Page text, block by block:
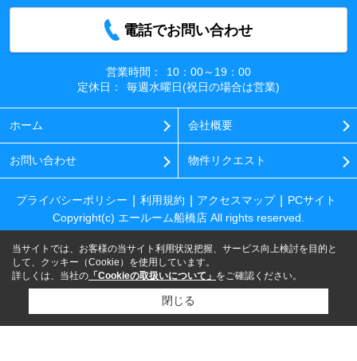
電話でお問い合わせ
営業時間：
10：00～19：00
定休日：
毎週水曜日(祝日の場合は営業)
ホーム 会社概要
お問い合わせ 物件リクエスト
プライバシーポリシー 利用規約 アクセスマップ
PCサイト
Copyright(c) エールーム船橋店 All rights reserved.
当サイトでは、お客様の当サイト利用状況把握、サービス向上検討を目的と
して、クッキー（Cookie）を使用しています。
詳しくは、当社の 「Cookieの取扱いについて」 をご確認ください。
閉じる